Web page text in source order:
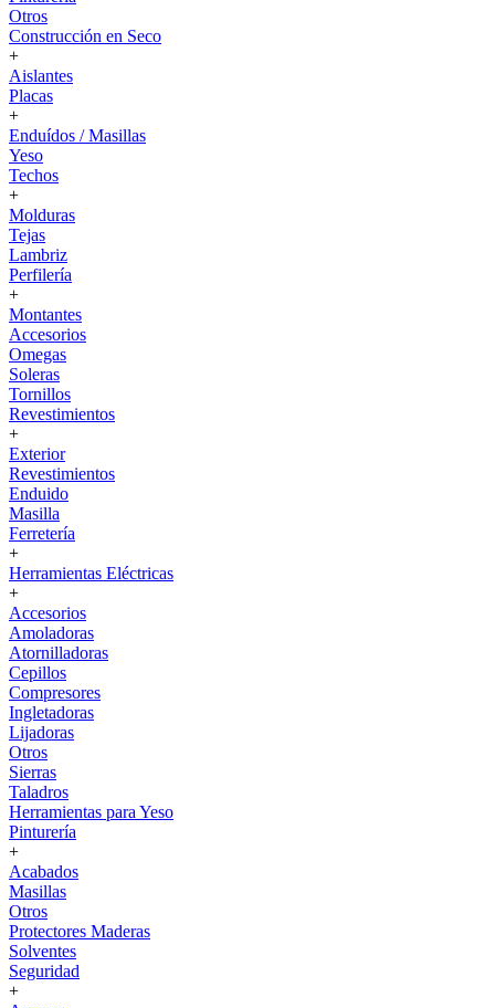
Otros
Construcción en Seco
+
Aislantes
Placas
+
Enduídos / Masillas
Yeso
Techos
+
Molduras
Tejas
Lambriz
Perfilería
+
Montantes
Accesorios
Omegas
Soleras
Tornillos
Revestimientos
+
Exterior
Revestimientos
Enduido
Masilla
Ferretería
+
Herramientas Eléctricas
+
Accesorios
Amoladoras
Atornilladoras
Cepillos
Compresores
Ingletadoras
Lijadoras
Otros
Sierras
Taladros
Herramientas para Yeso
Pinturería
+
Acabados
Masillas
Otros
Protectores Maderas
Solventes
Seguridad
+